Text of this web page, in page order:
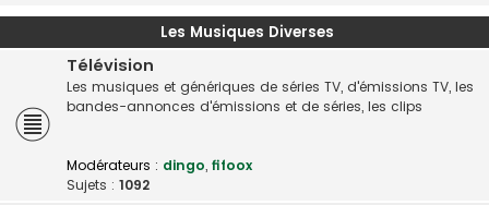
Les Musiques Diverses
Télévision
Les musiques et génériques de séries TV, d'émissions TV, les
bandes-annonces d'émissions et de séries, les clips
Modérateurs : dingo, fifoox
Sujets : 1092